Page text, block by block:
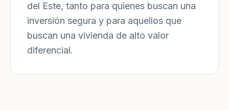
del Este, tanto para quienes buscan una
inversión segura y para aquellos que
buscan una vivienda de alto valor
diferencial.